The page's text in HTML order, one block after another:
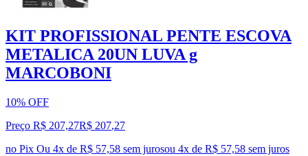
KIT PROFISSIONAL PENTE ESCOVA
METALICA 20UN LUVA g
MARCOBONI
10% OFF
Preço R$ 207,27R$ 207,27
no Pix Ou 4x de R$ 57,58 sem jurosou 4x de R$ 57,58 sem juros